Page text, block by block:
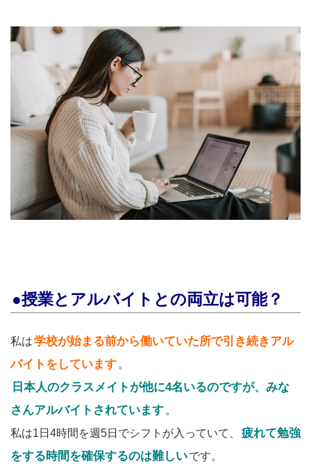
●授業とアルバイトとの両立は可能？
私は学校が始まる前から働いていた所で引き続きアル
バイトをしています 。
日本人のクラスメイトが他に4名いるのですが、みな
さんアルバイトされています 。
私は1日4時間を週5日でシフトが入っていて、
疲れて勉強
をする時間を確保するのは難しいです。